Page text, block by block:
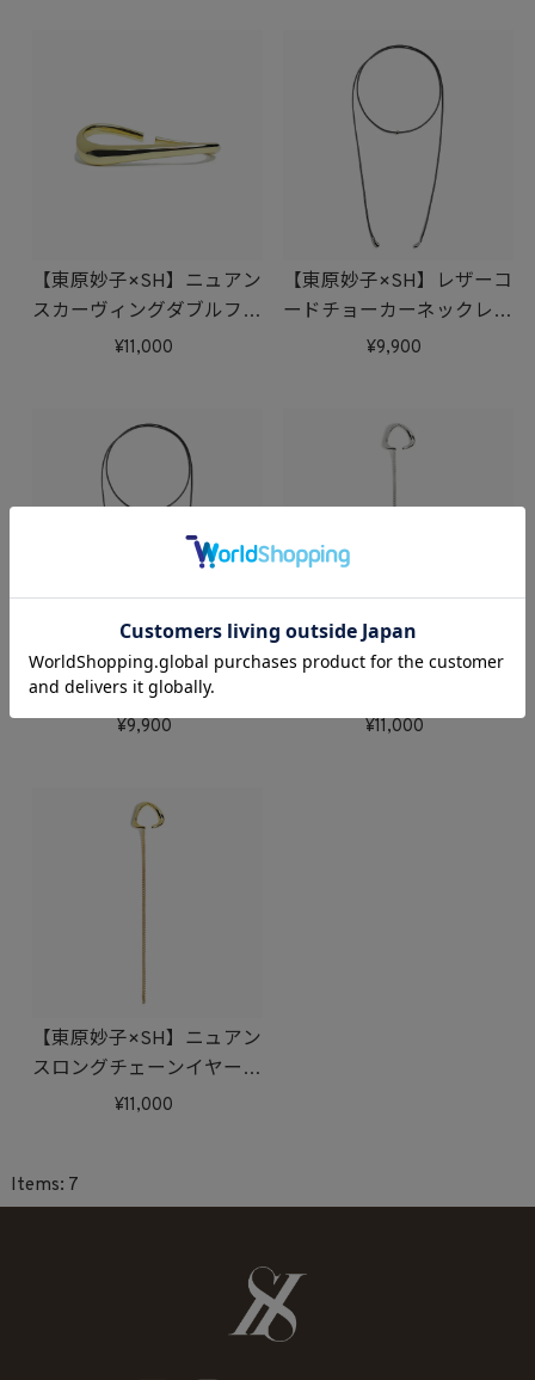
【東原妙子×SH】ニュアン
スカーヴィングダブルフィ
ンガーリング(ゴールド)
11,000
【東原妙子×SH】レザーコ
ードチョーカーネックレス
(シルバー) 9,900
【東原妙子×SH】レザーコ
ードチョーカーネックレス
(ゴールド) 9,900
【東原妙子×SH】ニュアン
フ(シルバー)11,000
【東原妙子×SH】ニュアン
スロングチェーンイヤーカ
フ(ゴールド)11,000
7